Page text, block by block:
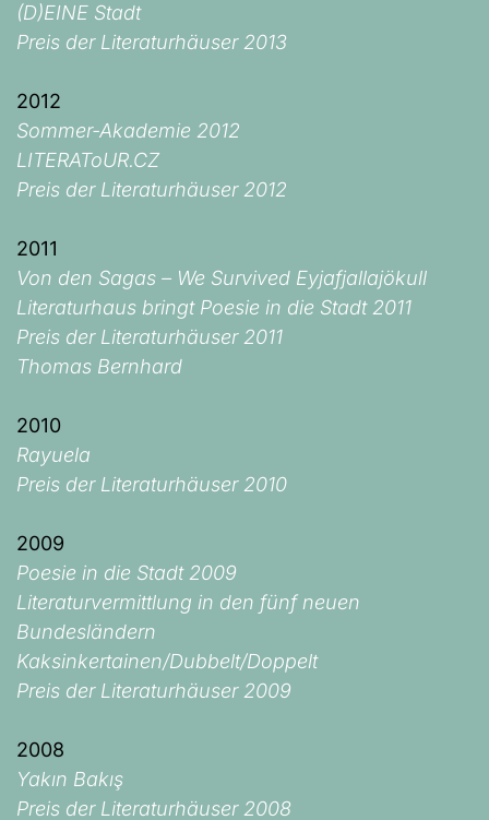
(D)EINE Stadt
Preis der Literaturhäuser 2013
2012
Sommer-Akademie 2012
LITERAToUR.CZ
Preis der Literaturhäuser 2012
2011
Von den Sagas – We Survived Eyjafjallajökull
Literaturhaus bringt Poesie in die Stadt 2011
Preis der Literaturhäuser 2011
Thomas Bernhard
2010
Rayuela
Preis der Literaturhäuser 2010
2009
Poesie in die Stadt 2009
Literaturvermittlung in den fünf neuen
Bundesländern
Kaksinkertainen/Dubbelt/Doppelt
Preis der Literaturhäuser 2009
2008
Yakın Bakış
Preis der Literaturhäuser 2008